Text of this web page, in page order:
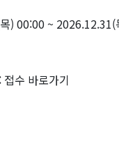
) 00:00 ~ 2026.12.31(
접수 바로가기